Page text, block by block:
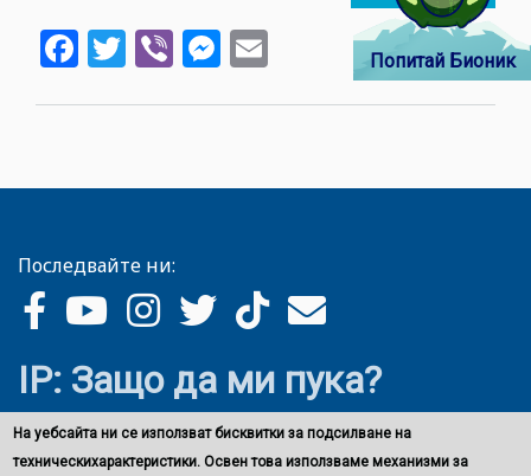
810
995
61
Facebook
Twitter
ViberMessenger
Email Попитай Бионик
Последвайте ни:
IP: Защо да ми пука?
На уебсайта ни се използват бисквитки за подсилване на
техническихарактеристики. Освен това използваме механизми за